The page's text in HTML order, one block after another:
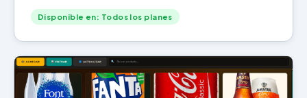
Disponible en: Todos los planes